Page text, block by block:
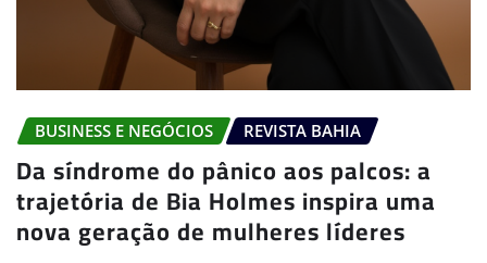
BUSINESS E NEGÓCIOS REVISTA BAHIA
Da síndrome do pânico aos palcos: a
trajetória de Bia Holmes inspira uma
nova geração de mulheres líderes